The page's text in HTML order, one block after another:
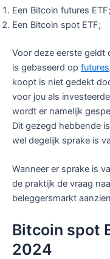
Een Bitcoin futures ETF;
Een Bitcoin spot ETF;
Voor deze eerste geldt
is gebaseerd op futures
koopt is niet gedekt
voor jou als
wordt er namelijk
Dit gezegd hebbende
wel degelijk sprake is
Wanneer er sprake is
de praktijk de vraag
beleggersmarkt
Bitcoin spot
2024